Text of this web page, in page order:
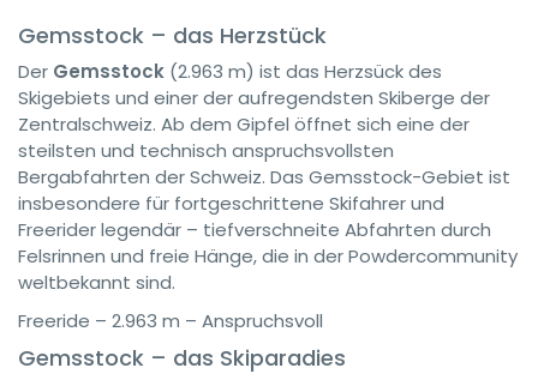
Gemsstock – das Herzstück
Der Gemsstock (2.963 m) ist das Herzsück des
Skigebiets und einer der aufregendsten Skiberge der
Zentralschweiz. Ab dem Gipfel öffnet sich eine der
steilsten und technisch anspruchsvollsten
Bergabfahrten der Schweiz. Das Gemsstock-Gebiet ist
insbesondere für fortgeschrittene Skifahrer und
Freerider legendär – tiefverschneite Abfahrten durch
Felsrinnen und freie Hänge, die in der Powdercommunity
weltbekannt sind.
Freeride – 2.963 m – Anspruchsvoll
Gemsstock – das Skiparadies